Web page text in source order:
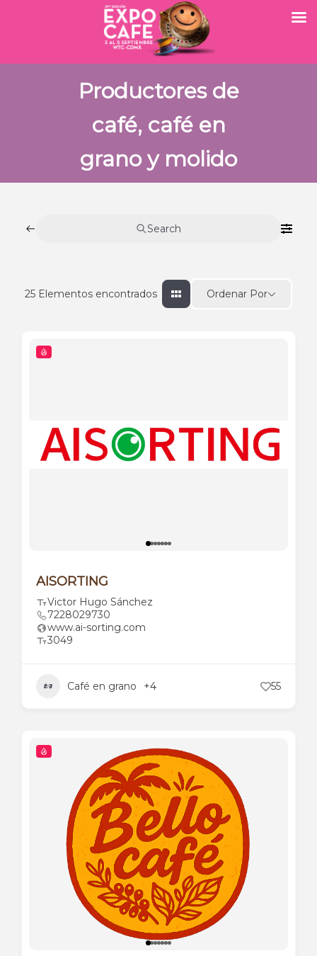
Productores de
café, café en
grano y molido
Search
25 Elementos encontrados Ordenar Por
AISORTING
Victor Hugo Sánchez
7228029730
www.ai-sorting.com
3049
Café en grano +4 55